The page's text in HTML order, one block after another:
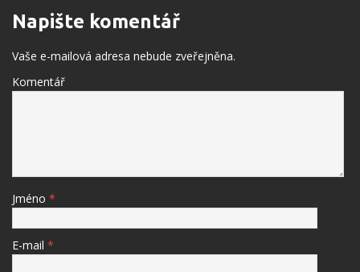
Napište komentář
Vaše e-mailová adresa nebude zveřejněna.
Komentář
Jméno *
E-mail *